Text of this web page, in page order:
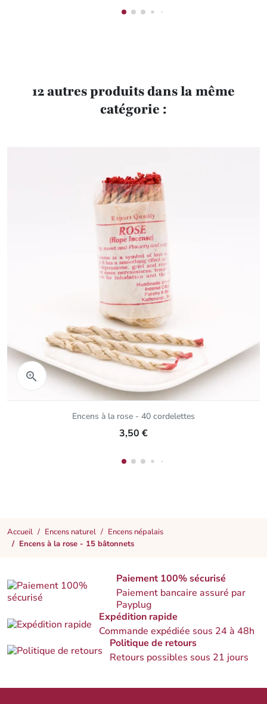
12 autres produits dans la même
catégorie :
 Aperçu rapide
Encens à la rose - 40 cordelettes
3,50 €
Accueil Encens naturel
Encens népalais
Encens à la rose - 15 bâtonnets
Paiement 100% sécurisé
Paiement bancaire assuré par
Payplug
Expédition rapide
Commande expédiée sous 24 à 48h
Politique de retours
Retours possibles sous 21 jours